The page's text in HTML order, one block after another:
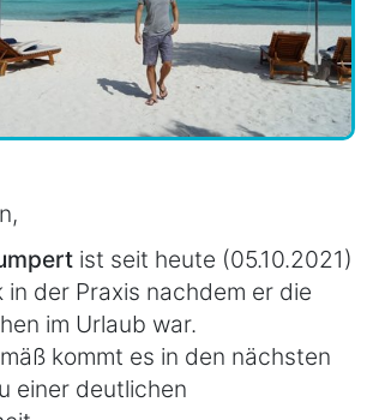
ist seit heute (05.10.2021)
der Praxis nachdem er die
im Urlaub war.
kommt es in den nächsten
einer deutlichen